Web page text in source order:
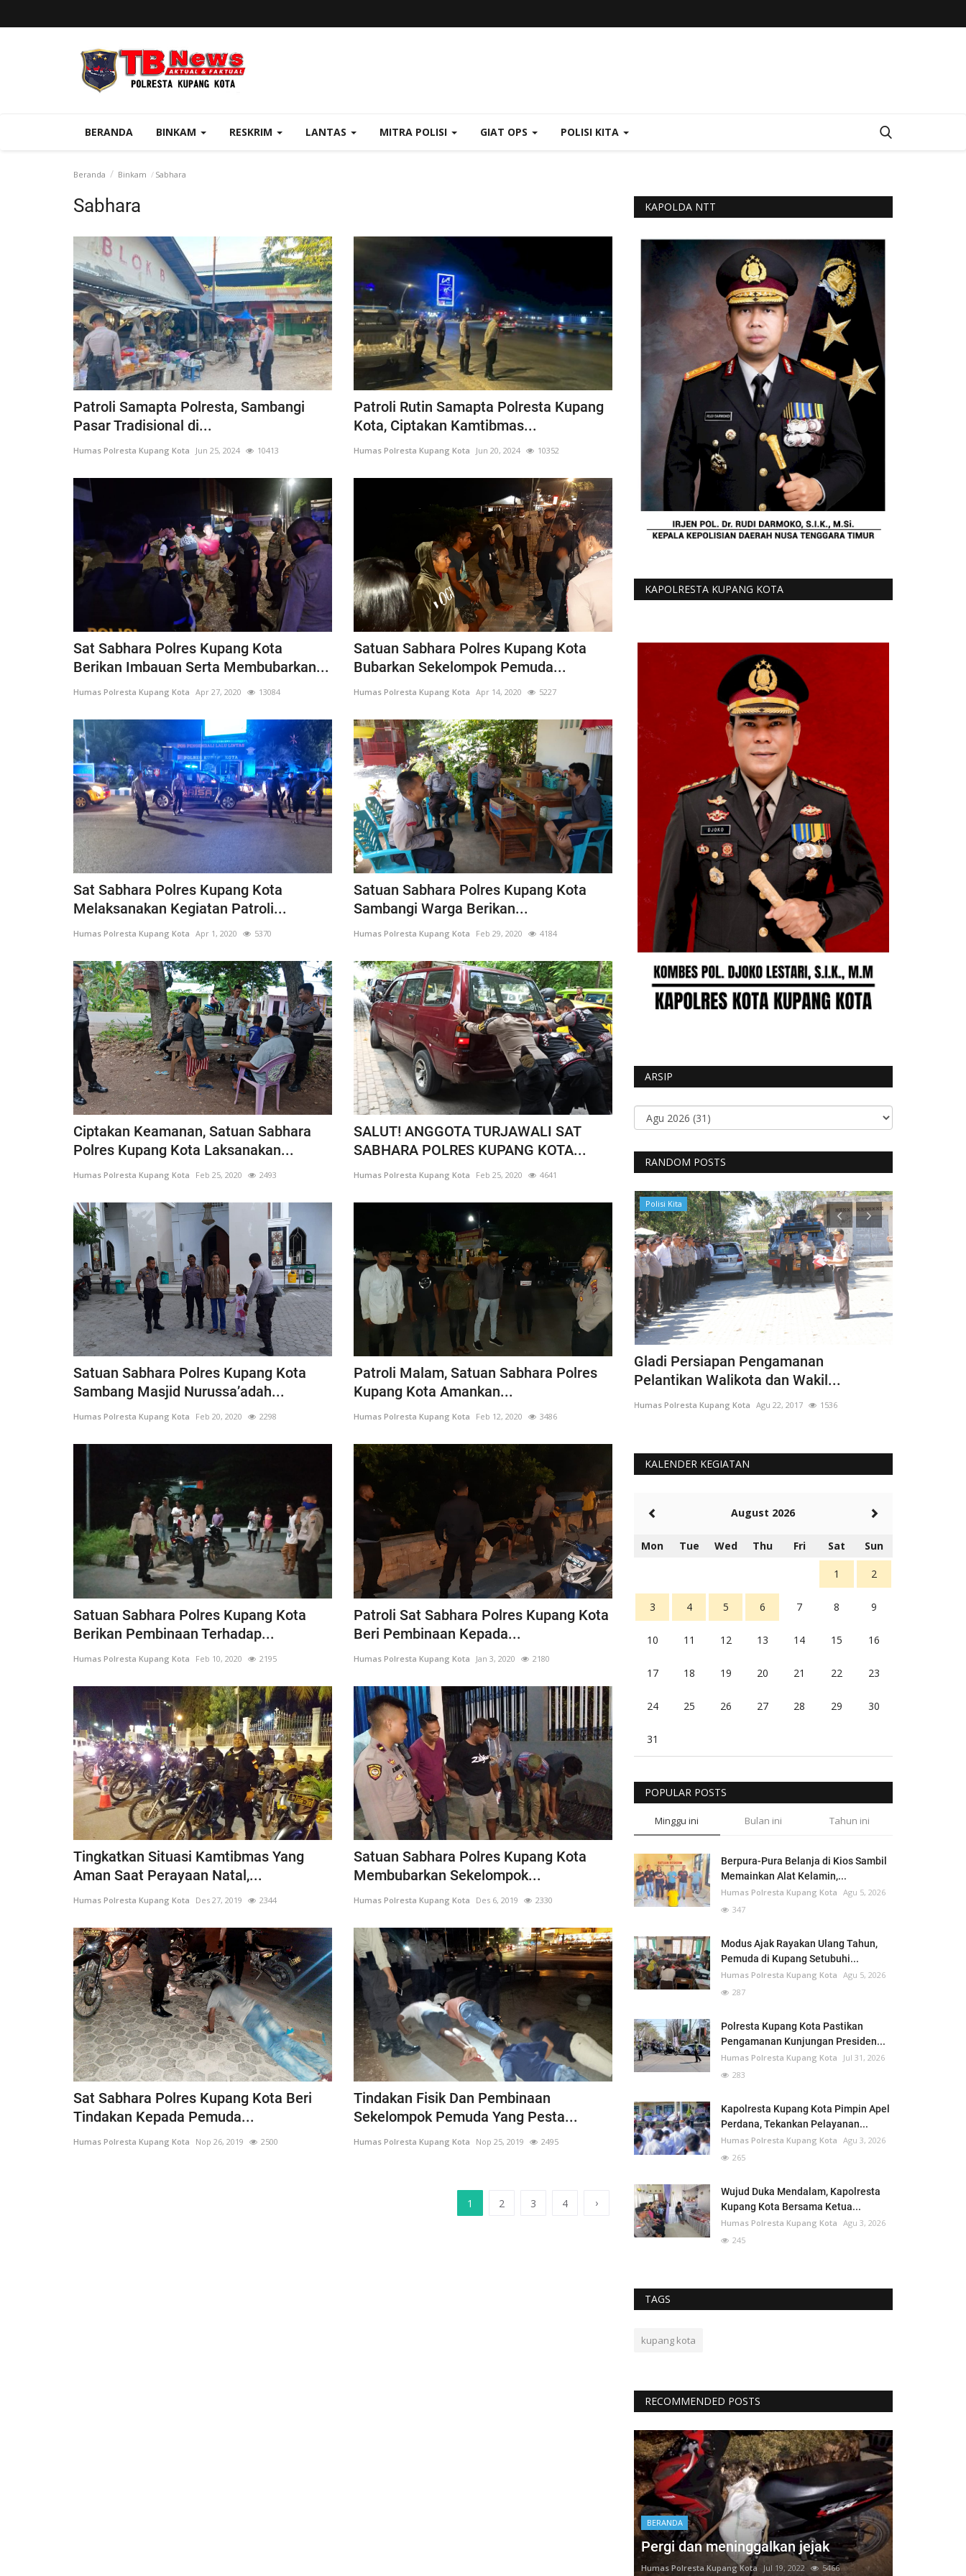
BERANDA BINKAM RESKRIM LANTAS MITRA POLISI GIAT OPS POLISI KITA
Beranda Binkam Sabhara
Sabhara
Patroli Samapta Polresta, Sambangi
Pasar Tradisional di...
Humas Polresta Kupang Kota Jun 25, 2024 10413
Patroli Rutin Samapta Polresta Kupang
Kota, Ciptakan Kamtibmas...
Humas Polresta Kupang Kota Jun 20, 2024 10352
Sat Sabhara Polres Kupang Kota
Berikan Imbauan Serta Membubarkan...
Humas Polresta Kupang Kota Apr 27, 2020 13084
Satuan Sabhara Polres Kupang Kota
Bubarkan Sekelompok Pemuda...
Humas Polresta Kupang Kota Apr 14, 2020 5227
Sat Sabhara Polres Kupang Kota
Melaksanakan Kegiatan Patroli...
Humas Polresta Kupang Kota Apr 1, 2020 5370
Satuan Sabhara Polres Kupang Kota
Sambangi Warga Berikan...
Humas Polresta Kupang Kota Feb 29, 2020 4184
Ciptakan Keamanan, Satuan Sabhara
Polres Kupang Kota Laksanakan...
Humas Polresta Kupang Kota Feb 25, 2020 2493
SALUT! ANGGOTA TURJAWALI SAT
SABHARA POLRES KUPANG KOTA...
Humas Polresta Kupang Kota Feb 25, 2020 4641
Satuan Sabhara Polres Kupang Kota
Sambang Masjid Nurussa’adah...
Humas Polresta Kupang Kota Feb 20, 2020 2298
Patroli Malam, Satuan Sabhara Polres
Kupang Kota Amankan...
Humas Polresta Kupang Kota Feb 12, 2020 3486
Satuan Sabhara Polres Kupang Kota
Berikan Pembinaan Terhadap...
Humas Polresta Kupang Kota Feb 10, 2020 2195
Patroli Sat Sabhara Polres Kupang Kota
Beri Pembinaan Kepada...
Humas Polresta Kupang Kota Jan 3, 2020 2180
Tingkatkan Situasi Kamtibmas Yang
Aman Saat Perayaan Natal,...
Humas Polresta Kupang Kota Des 27, 2019 2344
Satuan Sabhara Polres Kupang Kota
Membubarkan Sekelompok...
Humas Polresta Kupang Kota Des 6, 2019 2330
Sat Sabhara Polres Kupang Kota Beri
Tindakan Kepada Pemuda...
Humas Polresta Kupang Kota Nop 26, 2019 2500
Tindakan Fisik Dan Pembinaan
Sekelompok Pemuda Yang Pesta...
Humas Polresta Kupang Kota Nop 25, 2019 2495
1 2 3 4 ›
KAPOLDA NTT
KAPOLRESTA KUPANG KOTA
ARSIP
RANDOM POSTS
Manurung
BERANDA
Mabuk dan Membuat Onar, Delapan
Pemuda Dibina di Polsek...
BERANDA
Upaya Kurangi Pelanggaran, Sat Lantas
Polresta Kupang Kota...
Polisi Kita
Gladi Persiapan Pengamanan
Pelantikan Walikota dan Wakil...
Humas Polresta Kupang Kota Agu 22, 2017 1536
KALENDER KEGIATAN
August 2026
Mon Tue Wed Thu Fri Sat Sun
1 2
3 4 5 6 7 8 9
10 11 12 13 14 15 16
17 18 19 20 21 22 23
24 25 26 27 28 29 30
31
POPULAR POSTS
Minggu ini Bulan ini Tahun ini
Berpura-Pura Belanja di Kios Sambil
Memainkan Alat Kelamin,...
Humas Polresta Kupang Kota Agu 5, 2026
347
Modus Ajak Rayakan Ulang Tahun,
Pemuda di Kupang Setubuhi...
Humas Polresta Kupang Kota Agu 5, 2026
287
Polresta Kupang Kota Pastikan
Pengamanan Kunjungan Presiden...
Humas Polresta Kupang Kota
Jul 31, 2026
283
Kapolresta Kupang Kota Pimpin Apel
Perdana, Tekankan Pelayanan...
Humas Polresta Kupang Kota Agu 3, 2026
265
Wujud Duka Mendalam, Kapolresta
Kupang Kota Bersama Ketua...
Humas Polresta Kupang Kota Agu 3, 2026
245
TAGS
kupang kota
RECOMMENDED POSTS
BERANDA
Pergi dan meninggalkan jejak
Humas Polresta Kupang Kota Jul 19, 2022 5466